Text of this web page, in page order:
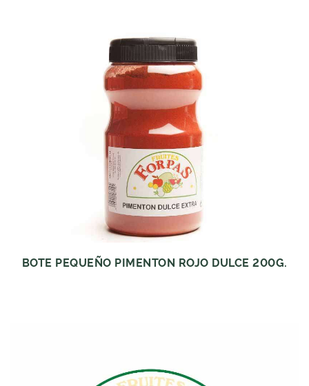
BOTE PEQUEÑO PIMENTON ROJO DULCE 200G.